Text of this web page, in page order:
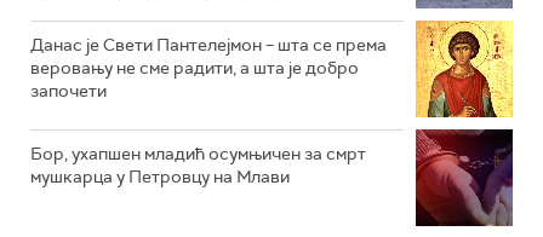
Данас је Свети Пантелејмон – шта се према
веровању не сме радити, а шта је добро
започети
Бор, ухапшен младић осумњичен за смрт
мушкарца у Петровцу на Млави